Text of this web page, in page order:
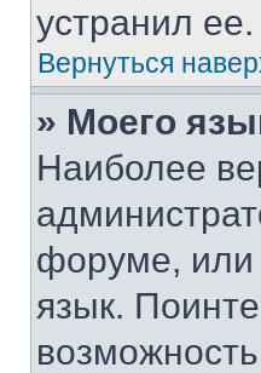
устранил ее.
Вернуться
» Моего
Наиболее
форуме, или
язык.